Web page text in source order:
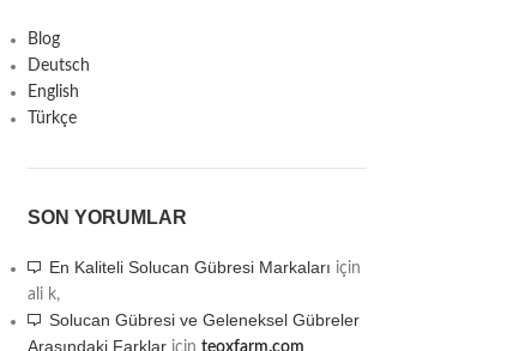
Blog
Deutsch
English
Türkçe
SON YORUMLAR
En Kaliteli Solucan Gübresi Markaları için
ali k,
Solucan Gübresi ve Geleneksel Gübreler
Arasındaki Farklariçin teoxfarm.com